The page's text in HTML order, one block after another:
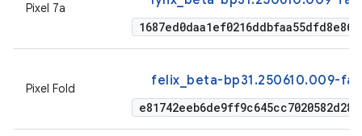
Pixel 7a
Pixel Fold felix_beta-bp31.250610.009-